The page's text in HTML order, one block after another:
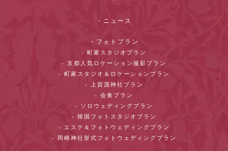
・ニュース
・フォトプラン
- 町家スタジオプラン
- 京都人気ロケーション撮影プラン
- 町家スタジオ＆ロケーションプラン
- 上賀茂神社プラン
- 会食プラン
- ソロウェディングプラン
- 韓国フォトスタジオプラン
- エステ＆フォトウェディングプラン
- 岡崎神社挙式フォトウェディングプラン